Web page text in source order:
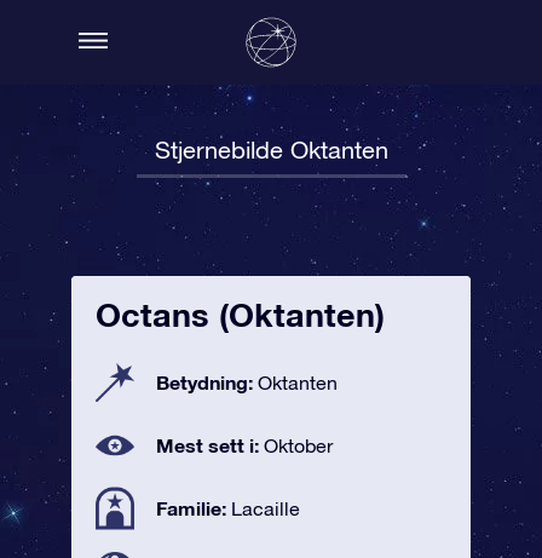
Stjernebilde Oktanten
Octans (Oktanten)
Betydning: Oktanten
Mest sett i: Oktober
Familie: Lacaille